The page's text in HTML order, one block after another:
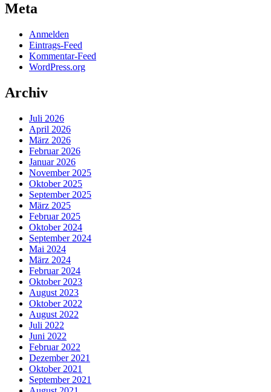
Meta
Anmelden
Eintrags-Feed
Kommentar-Feed
WordPress.org
Archiv
Juli 2026
April 2026
März 2026
Februar 2026
Januar 2026
November 2025
Oktober 2025
September 2025
März 2025
Februar 2025
Oktober 2024
September 2024
Mai 2024
März 2024
Februar 2024
Oktober 2023
August 2023
Oktober 2022
August 2022
Juli 2022
Juni 2022
Februar 2022
Dezember 2021
Oktober 2021
September 2021